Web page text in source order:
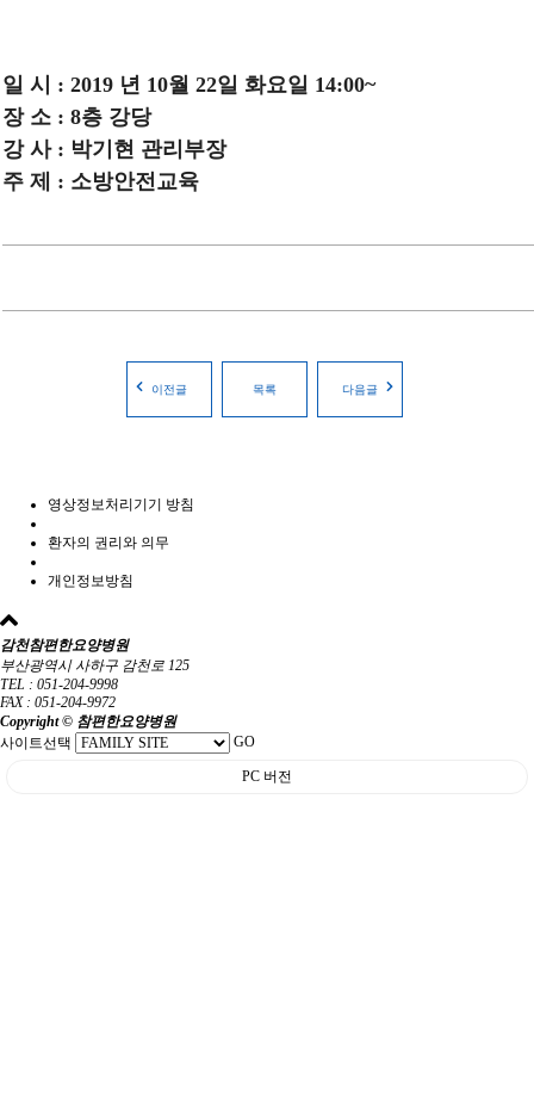
일 시 : 2019 년 10월 22일 화요일 14:00~
장 소 : 8층 강당
강 사 : 박기현 관리부장
주 제 : 소방안전교육
이전글 목록 다음글
영상정보처리기기 방침
환자의 권리와 의무
개인정보방침
감천참편한요양병원
부산광역시 사하구 감천로 125
TEL : 051-204-9998
FAX : 051-204-9972
Copyright © 참편한요양병원
사이트선택
GO
PC 버전